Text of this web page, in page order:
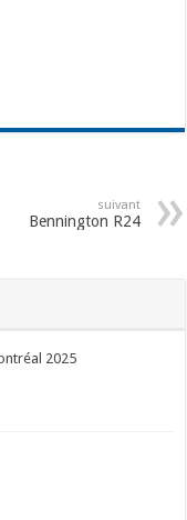
suivant
Bennington R24
2025